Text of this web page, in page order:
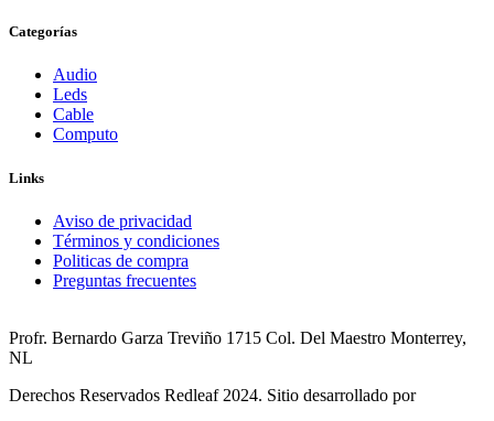
Categorías
Audio
Leds
Cable
Computo
Links
Aviso de privacidad
Términos y condiciones
Politicas de compra
Preguntas frecuentes
Profr. Bernardo Garza Treviño 1715 Col. Del Maestro Monterrey,
NL
Derechos Reservados Redleaf 2024. Sitio desarrollado por